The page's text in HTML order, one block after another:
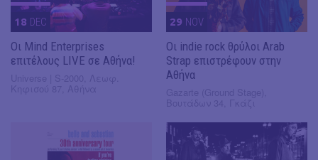
18 DEC
Οι Mind Enterprises
επιτέλους LIVE σε Αθήνα!
29 NOV
Οι indie rock θρύλοι Arab
Strap επιστρέφουν στην
Αθήνα